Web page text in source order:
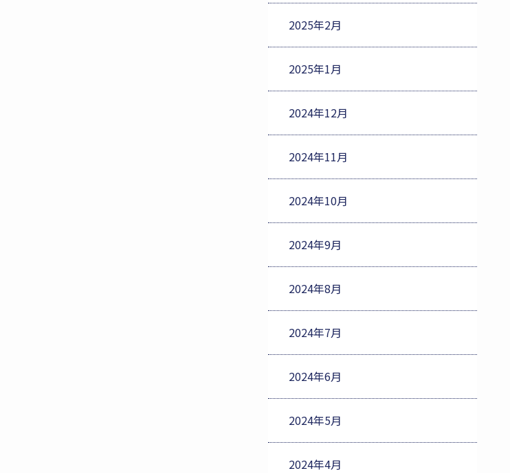
2025年2月
2025年1月
2024年12月
2024年11月
2024年10月
2024年9月
2024年8月
2024年7月
2024年6月
2024年5月
2024年4月